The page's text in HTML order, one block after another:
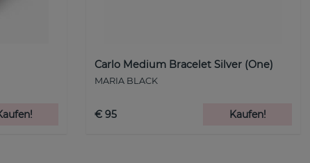
Carlo Medium Bracelet Silver (One)
MARIA BLACK
€ 95 Kaufen!